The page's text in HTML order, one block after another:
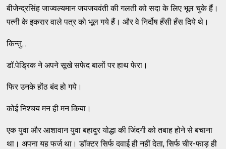
बीजेन्द्रसिंह जाज्वल्यमान जयजयवंती की गलती को सदा के लिए भूल चुके हैं।
पत्नी के इकरार वाले पत्र को भूल गये हैं। और वे निर्दोष हँसी हँस दिये थे।
किन्तु...
डॉ.पेड्रिक ने अपने सूखे सफेद बालों पर हाथ फेरा।
फिर उनके होंठ बंद हो गये।
कोई निश्चय मन ही मन किया।
एक युवा और आशावान युवा बहादुर योद्धा की जिंदगी को तबाह होने से बचाना
था। अपना यह फर्ज था। डॉक्टर सिर्फ दवाई ही नहीं देता, सिर्फ चीर-फाड़ ही